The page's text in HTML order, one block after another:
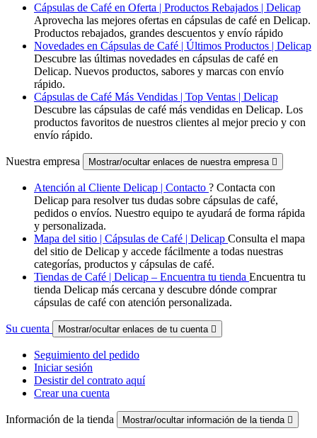
Cápsulas de Café en Oferta | Productos Rebajados | Delicap
Aprovecha las mejores ofertas en cápsulas de café en Delicap.
Productos rebajados, grandes descuentos y envío rápido
Novedades en Cápsulas de Café | Últimos Productos | Delicap
Descubre las últimas novedades en cápsulas de café en
Delicap. Nuevos productos, sabores y marcas con envío
rápido.
Cápsulas de Café Más Vendidas | Top Ventas | Delicap
Descubre las cápsulas de café más vendidas en Delicap. Los
productos favoritos de nuestros clientes al mejor precio y con
envío rápido.
Nuestra empresa Mostrar/ocultar enlaces de nuestra empresa 
Atención al Cliente Delicap | Contacto ? Contacta con
Delicap para resolver tus dudas sobre cápsulas de café,
pedidos o envíos. Nuestro equipo te ayudará de forma rápida
y personalizada.
Mapa del sitio | Cápsulas de Café | Delicap Consulta el mapa
del sitio de Delicap y accede fácilmente a todas nuestras
categorías, productos y cápsulas de café.
Tiendas de Café | Delicap – Encuentra tu tienda Encuentra tu
tienda Delicap más cercana y descubre dónde comprar
cápsulas de café con atención personalizada.
Su cuenta Mostrar/ocultar enlaces de tu cuenta 
Seguimiento del pedido
Iniciar sesión
Desistir del contrato aquí
Crear una cuenta
Información de la tienda Mostrar/ocultar información de la tienda 